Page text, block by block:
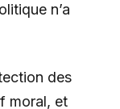
n’a
des
moral, et